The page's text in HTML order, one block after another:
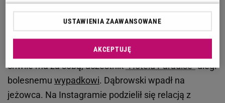
Już na początku oboje wylądowali w
szpitalu, gdzie okazało się, że zachorowali na
. Kiedy wydawało się, że para najgorsze
chwile ma za sobą, uczestnik"Hotelu Paradise"uległ
bolesnemu wypadkowi. Dąbrowski wpadł na
jeżowca. Na Instagramie podzielił się relacją z
USTAWIENIA ZAAWANSOWANE
AKCEPTUJĘ